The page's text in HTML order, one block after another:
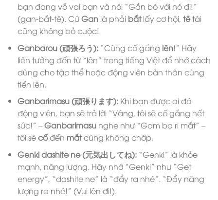
bạn đang vỗ vai bạn và nói “Gắn bó với nó đi!”
(gan-bắt-tê). CứGanlà phải bắtlấy cơ hội, têtái
cũng không bỏ cuộc!
Ganbarou (頑張ろう):“Cùng cố gắng lên!” Hãy
liên tưởng đến từ “lên” trong tiếng Việt để nhớ cách
dùng cho tập thể hoặc động viên bản thân cùng
tiến lên.
Ganbarimasu (頑張ります):Khi bạn được ai đó
động viên, bạn sẽ trả lời “Vâng, tôi sẽ cố gắng hết
sức!” –Ganbarimasunghe như “Gam ba ri mắt” –
tôi sẽcốđến mắtcũng không chớp.
Genki dashite ne (元気出してね):“Genki” là khỏe
mạnh, năng lượng. Hãy nhớ “Genki” như “Get
energy”, “dashite ne” là “đẩy ra nhé”. “Đẩy năng
lượng ra nhé!” (Vui lên đi!).